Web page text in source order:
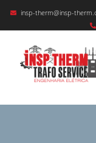
insp-therm@insp-